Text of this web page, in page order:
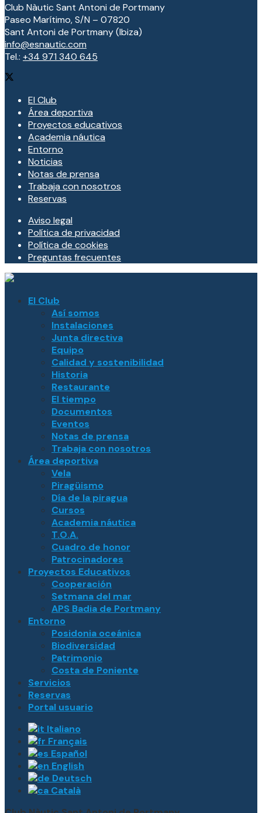
Club Nàutic Sant Antoni de Portmany
Paseo Marítimo, S/N – 07820
Sant Antoni de Portmany (Ibiza)
info@esnautic.com
Tel.: +34 971 340 645
El Club
Área deportiva
Proyectos educativos
Academia náutica
Entorno
Noticias
Notas de prensa
Trabaja con nosotros
Reservas
Aviso legal
Política de privacidad
Política de cookies
Preguntas frecuentes
El Club
Así somos
Instalaciones
Junta directiva
Equipo
Calidad y sostenibilidad
Historia
Restaurante
El tiempo
Documentos
Eventos
Notas de prensa
Trabaja con nosotros
Área deportiva
Vela
Piragüismo
Día de la piragua
Cursos
Academia náutica
T.O.A.
Cuadro de honor
Patrocinadores
Proyectos Educativos
Cooperación
Setmana del mar
APS Badia de Portmany
Entorno
Posidonia oceánica
Biodiversidad
Patrimonio
Costa de Poniente
Servicios
Reservas
Portal usuario
Italiano
Français
Español
English
Deutsch
Català